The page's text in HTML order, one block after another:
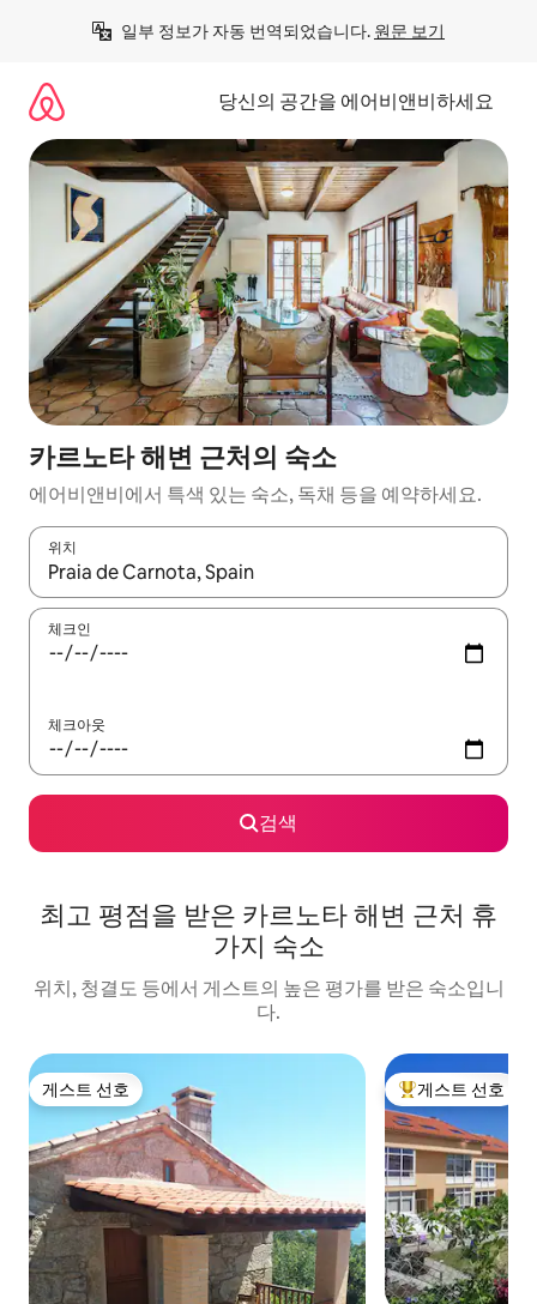
일부 정보가 자동 번역되었습니다. 원문 보기
당신의 공간을 에어비앤비하세요
카르노타 해변 근처의 숙소
에어비앤비에서 특색 있는 숙소, 독채 등을 예약하세요.
위치
결과가 나오면 위·아래 화살표 키를 사용하거나 터치 또는 스와이
체크인
체크아웃
검색
최고 평점을 받은 카르노타 해변 근처 휴
가지 숙소
위치, 청결도 등에서 게스트의 높은 평가를 받은 숙소입니
다.
게스트 선호
게스트 선호 상위 게스트 선호
게스트 선호